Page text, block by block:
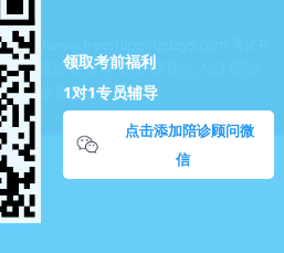
www.freeshippingdays.com
名 陪诊师报考陪诊师官方入口
台 陪诊师服务
领取考前福利
1对1专员辅导
信